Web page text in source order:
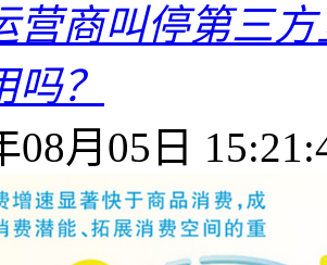
营商叫停第三
吗？
08月05日